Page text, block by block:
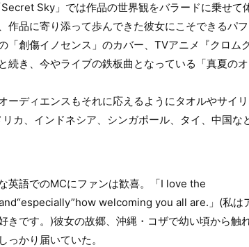
Sky」では作品の世界観をバラードに乗せて
作品に寄り添って歩んできた彼女にこそできるパフ
「創傷イノセンス」のカバー、TVアニメ『クロム
続き、今やライブの鉄板曲となっている「真夏の
ーディエンスもそれに応えるようにタオルやサイ
カ、インドネシア、シンガポール、タイ、中国な
英語でのMCにファンは歓喜。「I love the
welcoming you all are.」(私は
きです。)彼女の故郷、沖縄・コザで幼い頃から触
かり届いていた。